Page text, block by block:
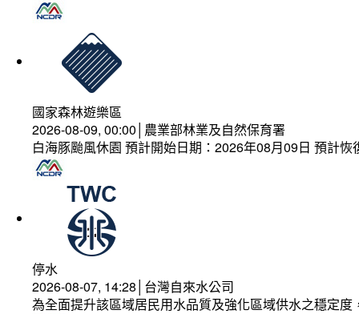
國家森林遊樂區
2026-08-09, 00:00│農業部林業及自然保育署
白海豚颱風休園 預計開始日期：2026年08月09日 預計
停水
2026-08-07, 14:28│台灣自來水公司
為全面提升該區域居民用水品質及強化區域供水之穩定